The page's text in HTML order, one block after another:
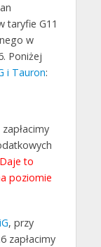
taryfie G11
w
Poniżej
i Tauron:
Daje to
poziomie
, przy
zapłacimy